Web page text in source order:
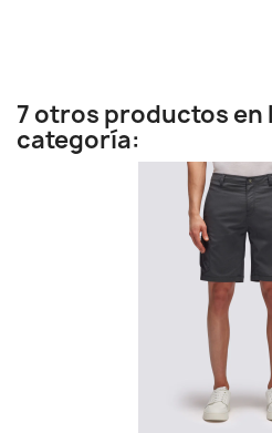
7 otros productos en
categoría: